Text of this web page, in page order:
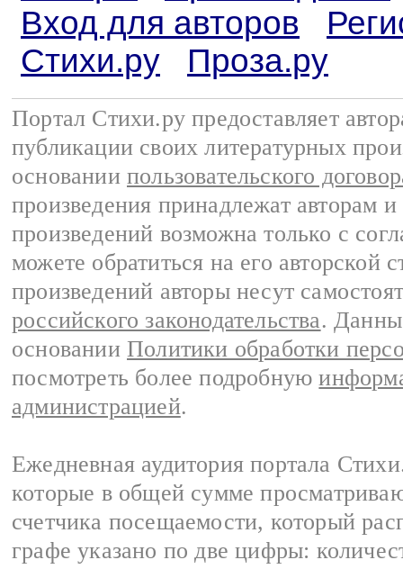
Вход для авторов
Стихи.ру
Проза.ру
Портал Стихи.ру предоставляет
публикации своих литературных
основании пользовательского
произведения принадлежат авторам
произведений возможна только с
можете обратиться на его авторской
произведений авторы несут
российского законодательства.
основании Политики обработки
посмотреть более подробную
администрацией.
Ежедневная аудитория портала
которые в общей сумме
счетчика посещаемости, который
графе указано по две цифры: